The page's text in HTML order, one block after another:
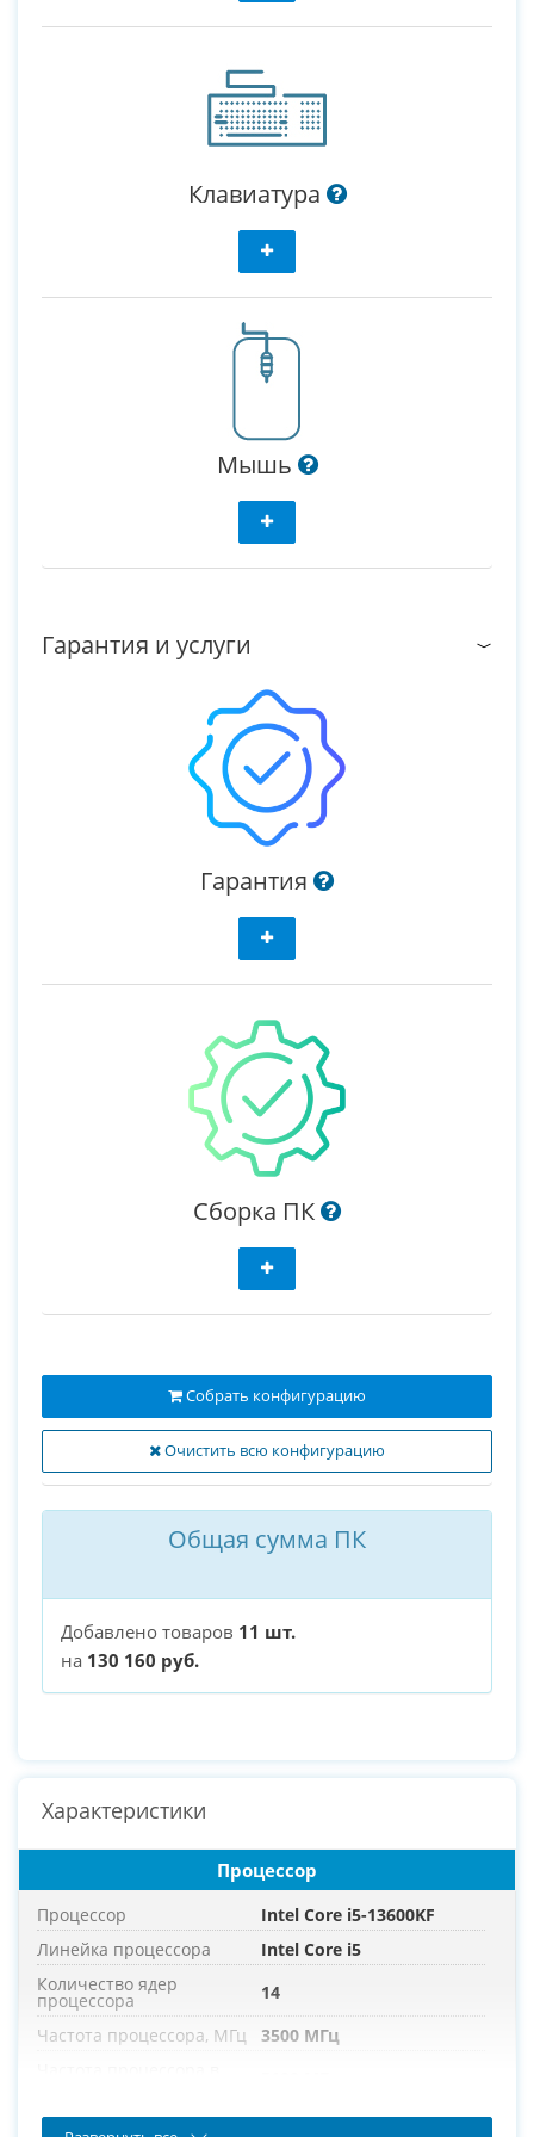
Клавиатура
Мышь
Гарантия и услуги
Гарантия
Сборка ПК
Очистить всю конфигурацию
Собрать конфигурацию
Общая сумма ПК
Добавлено товаров 11 шт.
на 130 160 руб.
Характеристики
Процессор
Процессор
Intel Core i5-13600KF
Линейка процессора
Intel Core i5
Количество ядер
процессора
14
Частота процессора, МГц
3500 МГц